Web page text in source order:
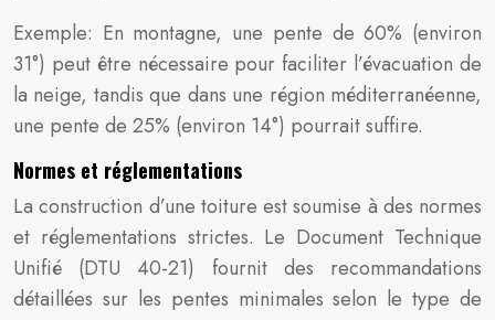
Exemple: En montagne, une pente de 60% (environ
31°) peut être nécessaire pour faciliter l’évacuation de
la neige, tandis que dans une région méditerranéenne,
une pente de 25% (environ 14°) pourrait suffire.
Normes et réglementations
La construction d’une toiture est soumise à des normes
et réglementations strictes. Le Document Technique
Unifié (DTU 40-21) fournit des recommandations
détaillées sur les pentes minimales selon le type de